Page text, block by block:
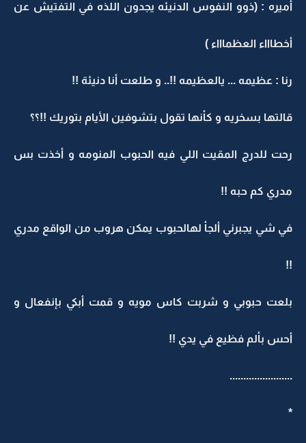
أميره : (ذوو النفوس الدنيئه يجدون اللذه في التفتيش عن
أخطاااء العظماااء )
رنا : عظيمه ... يالعظيمه !!.. و طلعت أنا دنيئة !!
قالتها بسخريه و كأنها تقول بتشوفين الأيام بتوريك !!؟؟
رحت للدرج المقيت اللي فيه الحبوب المنومه و أخذت بس
مدري كم حبه !!
في شي يجبرني ألجأ لهالحبوب يمكن هروب من الواقع مدري
!!
بلعت حبوبي و شربت كاس مويه و قمت أبكي بإنفعال و
أحس بألم فظيع في يدي !!
.......................
*